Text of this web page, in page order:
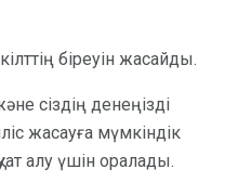
біреуін жасайды.
сіздің денеңізді
жасауға мүмкіндік
алу үшін оралады.